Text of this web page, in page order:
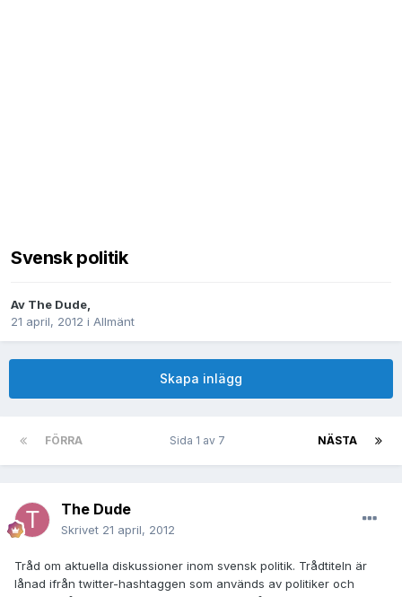
Svensk politik
Av The Dude,
21 april, 2012 i Allmänt
Skapa inlägg
FÖRRA NÄSTA
Sida 1 av 7
The Dude
Skrivet 21 april, 2012
Tråd om aktuella diskussioner inom svensk politik. Trådtiteln är
lånad ifrån twitter-hashtaggen som används av politiker och